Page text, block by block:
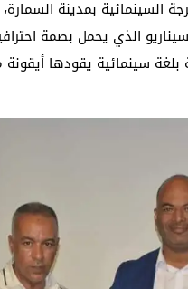
السينمائية بمدينة
الذي يحمل بصمة
سينمائية يقودها